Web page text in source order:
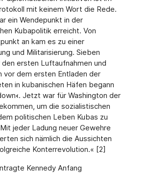
mit keinem Wort die Rede.
ein Wendepunkt in der
Kubapolitik erreicht. Von
an kam es zu einer
und Militarisierung. Sieben
den ersten Luftaufnahmen und
vor dem ersten Entladen der
in kubanischen Häfen begann
‹. Jetzt war für Washington der
um die sozialistischen
politischen Leben Kubas zu
jeder Ladung neuer Gewehre
sich nämlich die Aussichten
Konterrevolution.« [2]
Kennedy Anfang